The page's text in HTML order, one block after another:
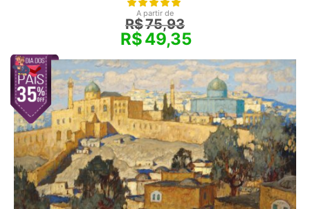
A partir de
R$75,93
R$49,35